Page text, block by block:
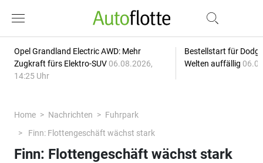
Opel Grandland Electric AWD: Mehr
Zugkraft fürs Elektro-SUV 06.08.2026,
14:25 Uhr
Bestellstart für
Welten auffällig
Home Nachrichten
Fuhrpark
Finn: Flottengeschäft wächst stark
Finn: Flottengeschäft wächst stark